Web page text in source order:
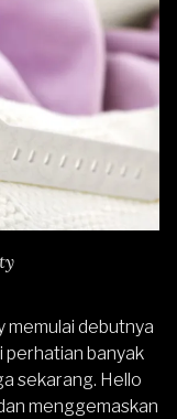
memulai debutnya
perhatian banyak
sekarang. Hello
menggemaskan